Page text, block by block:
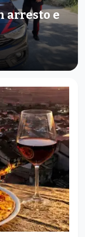
arresto e